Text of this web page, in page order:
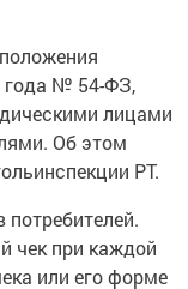
года № 54-ФЗ,
лицами
Об этом
РТ.
чек при каждой
или его форме